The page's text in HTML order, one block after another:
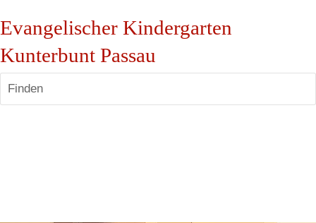
Evangelischer Kindergarten
Kunterbunt Passau
Finden